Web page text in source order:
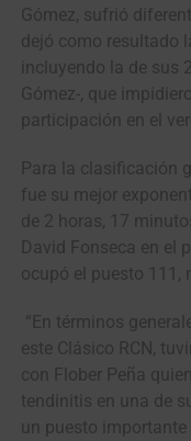
Gómez, sufrió
dejó como resultado
incluyendo la de sus
Gómez-, que
participación en el
Para la clasificación
fue su mejor
de 2 horas, 17
David Fonseca en el
ocupó el puesto 111,
“En términos
este Clásico RCN,
con Flober Peña
tendinitis en una de
un puesto